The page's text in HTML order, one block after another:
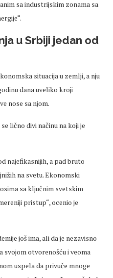
sa industrijskim zonama sa
u Srbiji jedan od
situacija u zemlji, a nju
dana uveliko kroji
nose sa njom.
lično divi načinu na koji je
najefikasnijih, a pad bruto
na svetu. Ekonomski
sa ključnim svetskim
pristup“, ocenio je
još ima, ali da je nezavisno
svojom otvorenošću i veoma
uspela da privuče mnoge